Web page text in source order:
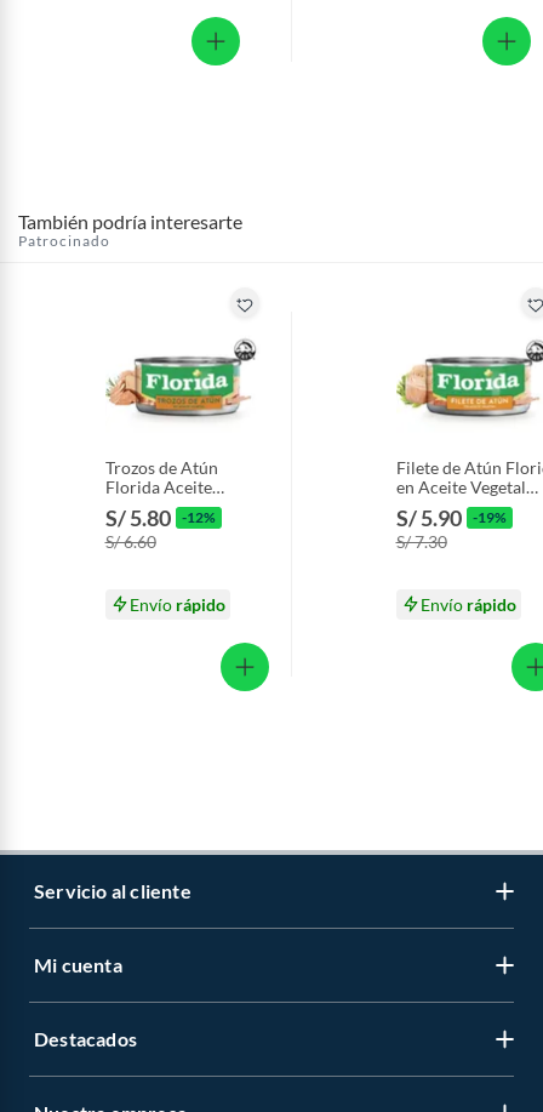
También podría interesarte
Patrocinado
Trozos de Atún
Florida Aceite
Vegetal Lata 140 g
S/ 5.80 -12%
S/ 6.60
Envío rápido
Filete de Atún
en Aceite Vegetal
Lata 140 g
S/ 5.90 -19%
S/ 7.30
Envío rápido
Servicio al cliente
Libro de reclamaciones
Mi cuenta
Regístrate
Destacados